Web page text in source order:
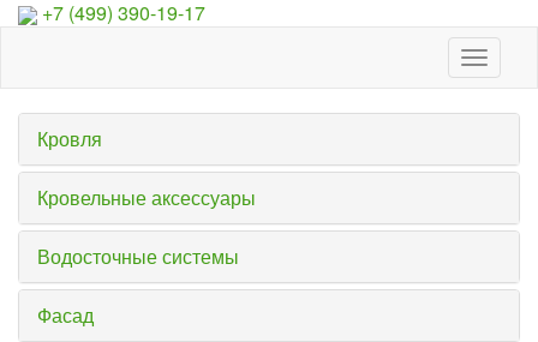
+7 (499) 390-19-17
Toggle
Кровля
Кровельные аксессуары
Водосточные системы
Фасад